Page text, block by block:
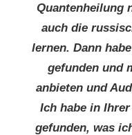
Quantenheilung
auch die
lernen. Dann
gefunden und
anbieten und
Ich habe in
gefunden, was